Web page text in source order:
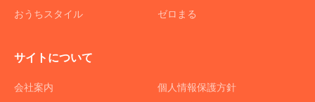
おうちスタイル
ゼロまる
サイトについて
会社案内
個人情報保護方針